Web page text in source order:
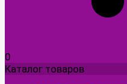
0
Каталог товаров